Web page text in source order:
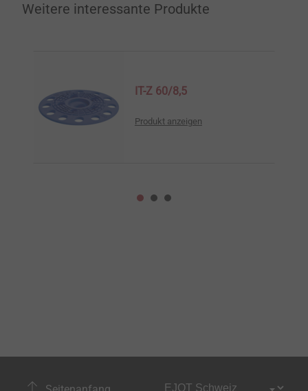
Weitere interessante Produkte
IT-Z 60/8,5
Produkt anzeigen